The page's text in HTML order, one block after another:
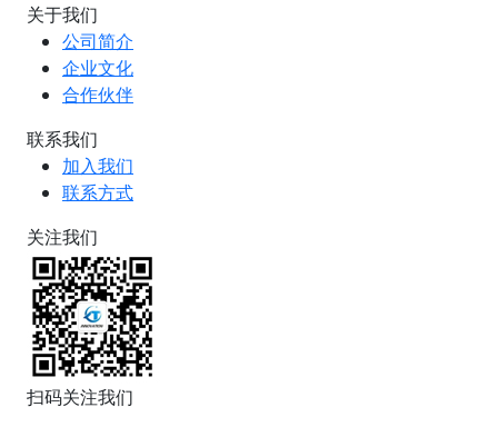
关于我们
公司简介
企业文化
合作伙伴
联系我们
加入我们
联系方式
关注我们
扫码关注我们